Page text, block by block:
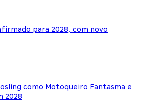
para 2028, com novo
como Motoqueiro Fantasma e
2028